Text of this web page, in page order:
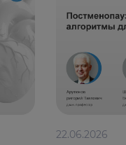
22.06.2026